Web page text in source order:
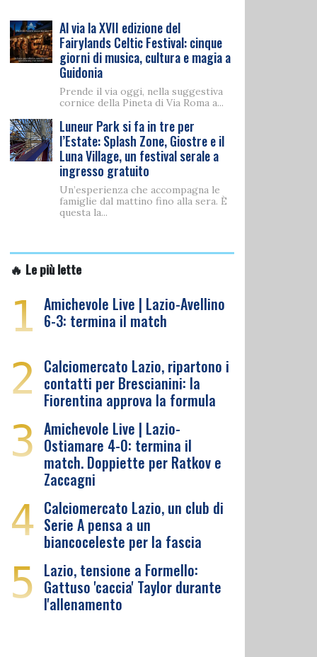
Al via la XVII edizione del
Fairylands Celtic Festival: cinque
giorni di musica, cultura e magia a
Guidonia
Prende il via oggi, nella suggestiva
cornice della Pineta di Via Roma a...
Luneur Park si fa in tre per
l’Estate: Splash Zone, Giostre e il
Luna Village, un festival serale a
ingresso gratuito
Un’esperienza che accompagna le
famiglie dal mattino fino alla sera. È
questa la...
🔥 Le più lette
1 Amichevole Live | Lazio-Avellino
6-3: termina il match
2 Calciomercato Lazio, ripartono i
contatti per Brescianini: la
Fiorentina approva la formula
3 Amichevole Live | Lazio-
Ostiamare 4-0: termina il
match. Doppiette per Ratkov e
Zaccagni
4 Calciomercato Lazio, un club di
Serie A pensa a un
biancoceleste per la fascia
5 Lazio, tensione a Formello:
Gattuso 'caccia' Taylor durante
l'allenamento